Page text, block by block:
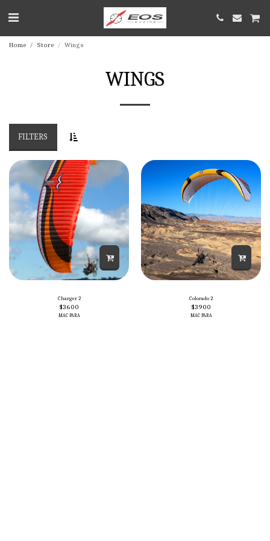
Home Store Wings
WINGS
FILTERS
Charger 2
$3600
MAC PARA
Colorado 2
$3900
MAC PARA